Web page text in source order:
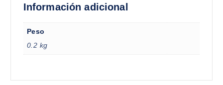
Información adicional
Peso
0.2 kg